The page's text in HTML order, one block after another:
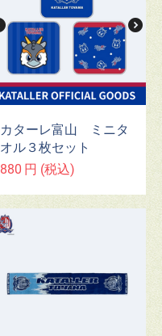
カターレ富山 ミニタ
オル３枚セット
880 円 (税込)